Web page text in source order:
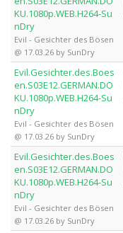
KU.1080p.WEB.H264-Su
nDry
Evil - Gesichter des Bösen
@ 17.03.26 by SunDry
Evil.Gesichter.des.Boes
en.S03E12.GERMAN.DO
KU.1080p.WEB.H264-Su
nDry
Evil - Gesichter des Bösen
@ 17.03.26 by SunDry
Evil.Gesichter.des.Boes
en.S03E12.GERMAN.DO
KU.1080p.WEB.H264-Su
nDry
Evil - Gesichter des Bösen
@ 17.03.26 by SunDry